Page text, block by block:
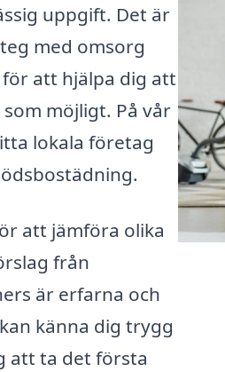
uppgift. Det är
med omsorg
att hjälpa dig att
möjligt. På vår
lokala företag
att jämföra olika
från
är erfarna och
känna dig trygg
att ta det första